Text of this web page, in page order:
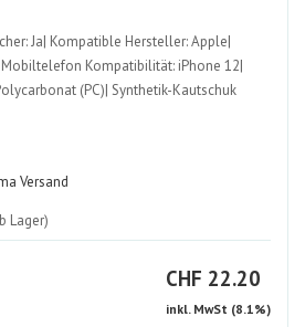
Ja| Kompatible Hersteller: Apple|
Kompatibilität: iPhone 12|
(PC)| Synthetik-Kautschuk
Versand
Lager)
CHF CHF
22.20
inkl. MwSt (8.1%)